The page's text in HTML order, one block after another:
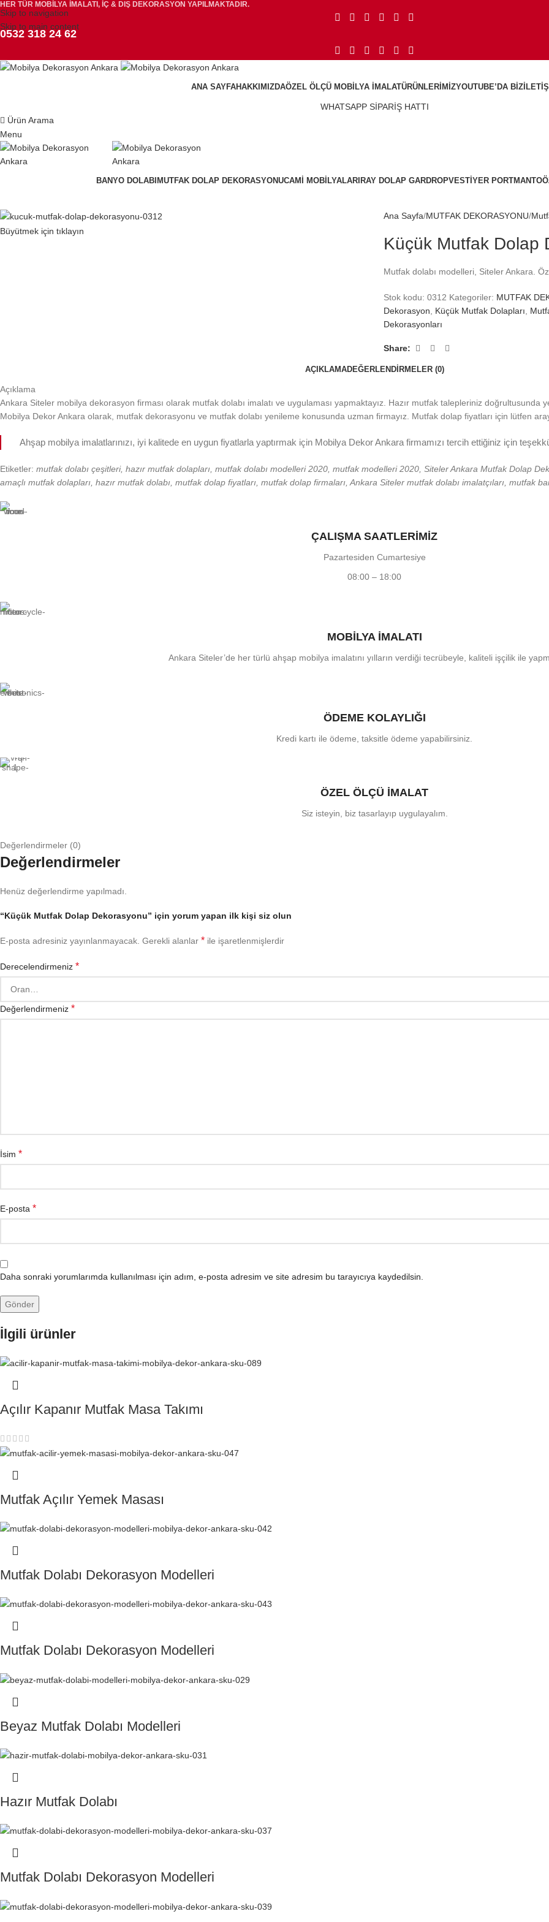
Skip to navigation
Skip to main content
HER TÜR MOBİLYA İMALATI, İÇ & DIŞ DEKORASYON YAPILMAKTADIR.
0532 318 24 62
ANA SAYFAHAKKIMIZDAÖZEL ÖLÇÜ MOBILYA İMALATÜRÜNLERIMIZYOUTUBE’DA BIZ
WHATSAPP SİPARİŞ HATTI
Ürün Arama
Menu
BANYO DOLABI MUTFAK DOLAP DEKORASYONUCAMI MOBILYALARI RAY DOLAP GARDROPVESTIYER PORTMANTO
Büyütmek için tıklayın
Ana Sayfa MUTFAK DEKORASYONU
Küçük Mutfak Dolap
Mutfak dolabı modelleri, Siteler Ankara.
Stok kodu: 0312 Kategoriler: MUTFAK
Dekorasyon
Küçük Mutfak Dolapları
Dekorasyonları
Share:
AÇIKLAMADEĞERLENDIRMELER (0)
Açıklama
Ankara Siteler mobilya dekorasyon firması olarak mutfak dolabı imalatı ve uygulaması yapmaktayız. Hazır mutfak talepleriniz doğrultusunda
Mobilya Dekor Ankara olarak, mutfak dekorasyonu ve mutfak dolabı yenileme konusunda uzman firmayız. Mutfak dolap fiyatları için lütfen
Ahşap mobilya imalatlarınızı, iyi kalitede en uygun fiyatlarla yaptırmak için Mobilya Dekor Ankara firmamızı tercih ettiğiniz için
Etiketler: mutfak dolabı çeşitleri, hazır mutfak dolapları, mutfak dolabı modelleri 2020, mutfak modelleri 2020, Siteler Ankara Mutfak Dolap
amaçlı mutfak dolapları, hazır mutfak dolabı, mutfak dolap fiyatları, mutfak dolap firmaları, Ankara Siteler mutfak dolabı imalatçıları, mutfak
ÇALIŞMA SAATLERİMİZ
Pazartesiden Cumartesiye
08:00 – 18:00
MOBİLYA İMALATI
Ankara Siteler’de her türlü ahşap mobilya imalatını yılların verdiği tecrübeyle, kaliteli işçilik ile
ÖDEME KOLAYLIĞI
Kredi kartı ile ödeme, taksitle ödeme yapabilirsiniz.
ÖZEL ÖLÇÜ İMALAT
Siz isteyin, biz tasarlayıp uygulayalım.
Değerlendirmeler (0)
Değerlendirmeler
Henüz değerlendirme yapılmadı.
“Küçük Mutfak Dolap Dekorasyonu” için yorum yapan ilk kişi siz olun
E-posta adresiniz yayınlanmayacak. Gerekli alanlar * ile işaretlenmişlerdir
Derecelendirmeniz *
Değerlendirmeniz *
İsim *
E-posta *
Daha sonraki yorumlarımda kullanılması için adım, e-posta adresim ve site adresim bu tarayıcıya kaydedilsin.
İlgili ürünler
Açılır Kapanır Mutfak Masa Takımı
Mutfak Açılır Yemek Masası
Mutfak Dolabı Dekorasyon Modelleri
Mutfak Dolabı Dekorasyon Modelleri
Beyaz Mutfak Dolabı Modelleri
Hazır Mutfak Dolabı
Mutfak Dolabı Dekorasyon Modelleri